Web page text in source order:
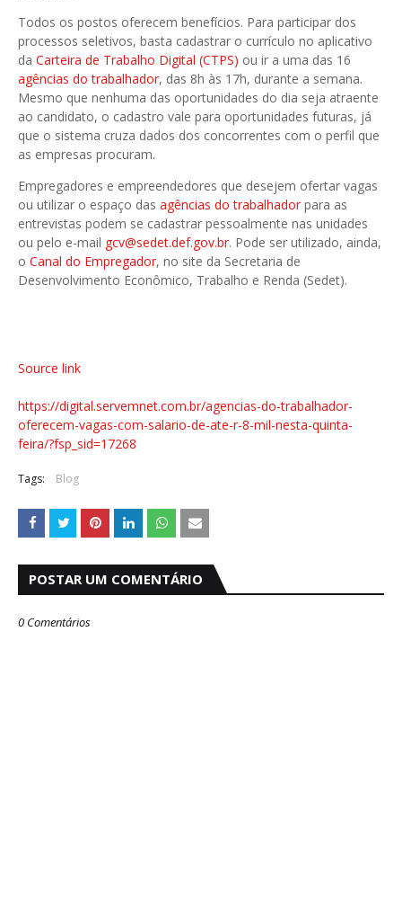
Todos os postos oferecem benefícios. Para participar dos
processos seletivos, basta cadastrar o currículo no aplicativo
da Carteira de Trabalho Digital (CTPS) ou ir a uma das 16
agências do trabalhador, das 8h às 17h, durante a semana.
Mesmo que nenhuma das oportunidades do dia seja atraente
ao candidato, o cadastro vale para oportunidades futuras, já
que o sistema cruza dados dos concorrentes com o perfil que
as empresas procuram.
Empregadores e empreendedores que desejem ofertar vagas
ou utilizar o espaço das agências do trabalhador para as
entrevistas podem se cadastrar pessoalmente nas unidades
ou pelo e-mail gcv@sedet.def.gov.br. Pode ser utilizado, ainda,
o Canal do Empregador, no site da Secretaria de
Desenvolvimento Econômico, Trabalho e Renda (Sedet).
Source link
https://digital.servemnet.com.br/agencias-do-trabalhador-
oferecem-vagas-com-salario-de-ate-r-8-mil-nesta-quinta-
feira/?fsp_sid=17268
Tags: Blog
POSTAR UM COMENTÁRIO
0 Comentários